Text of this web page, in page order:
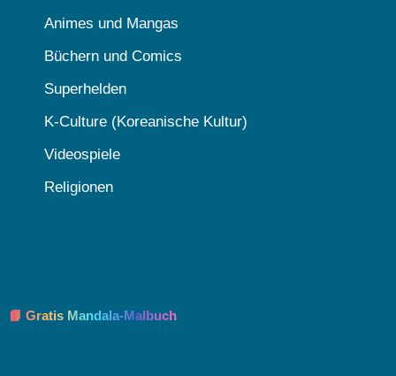
Animes und Mangas
Büchern und Comics
Superhelden
K-Culture (Koreanische Kultur)
Videospiele
Religionen
📘 Gratis Mandala-Malbuch